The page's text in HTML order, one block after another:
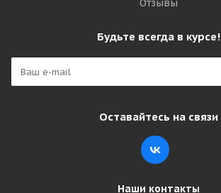
Отзывы
Будьте всегда в курсе!
Оставайтесь на связи
Наши контакты